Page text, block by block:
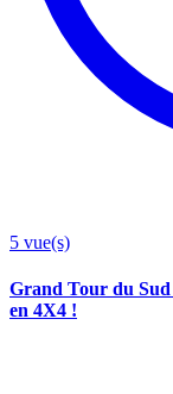
5 vue(s)
Grand Tour du Sud
en 4X4 !